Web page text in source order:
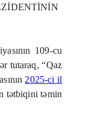
109-cu
tutaraq, “Qaz
2025-ci il
tətbiqini təmin